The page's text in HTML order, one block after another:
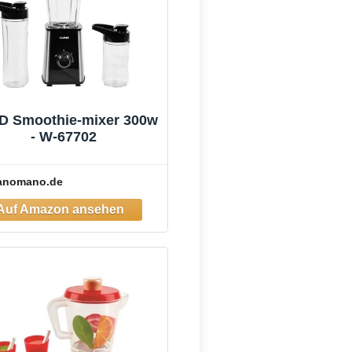
Smoothie-mixer 300w
- W-67702